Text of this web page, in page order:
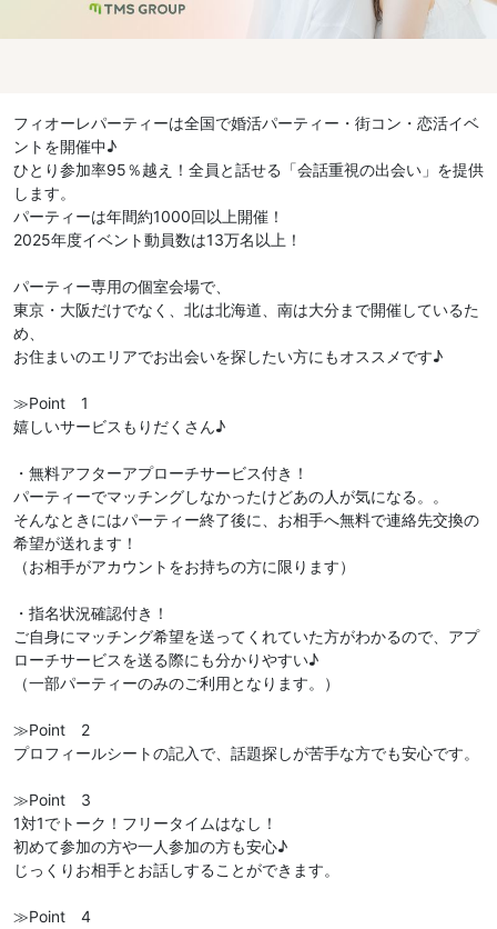
フィオーレパーティーは全国で婚活パーティー・街コン・恋活イベ
ントを開催中♪
ひとり参加率95％越え！全員と話せる「会話重視の出会い」を提供
します。
パーティーは年間約1000回以上開催！
2025年度イベント動員数は13万名以上！
パーティー専用の個室会場で、
東京・大阪だけでなく、北は北海道、南は大分まで開催しているた
め、
お住まいのエリアでお出会いを探したい方にもオススメです♪
≫Point 1
嬉しいサービスもりだくさん♪
・無料アフターアプローチサービス付き！
パーティーでマッチングしなかったけどあの人が気になる。。
そんなときにはパーティー終了後に、お相手へ無料で連絡先交換の
希望が送れます！
（お相手がアカウントをお持ちの方に限ります）
・指名状況確認付き！
ご自身にマッチング希望を送ってくれていた方がわかるので、アプ
ローチサービスを送る際にも分かりやすい♪
（一部パーティーのみのご利用となります。）
≫Point 2
プロフィールシートの記入で、話題探しが苦手な方でも安心です。
≫Point 3
1対1でトーク！フリータイムはなし！
初めて参加の方や一人参加の方も安心♪
じっくりお相手とお話しすることができます。
≫Point 4